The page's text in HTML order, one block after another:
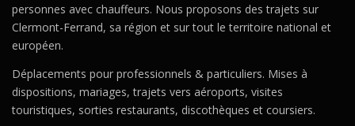
personnes avec chauffeurs. Nous proposons des trajets sur
Clermont-Ferrand, sa région et sur tout le territoire national et
européen.
Déplacements pour professionnels & particuliers. Mises à
dispositions, mariages, trajets vers aéroports, visites
touristiques, sorties restaurants, discothèques et coursiers.